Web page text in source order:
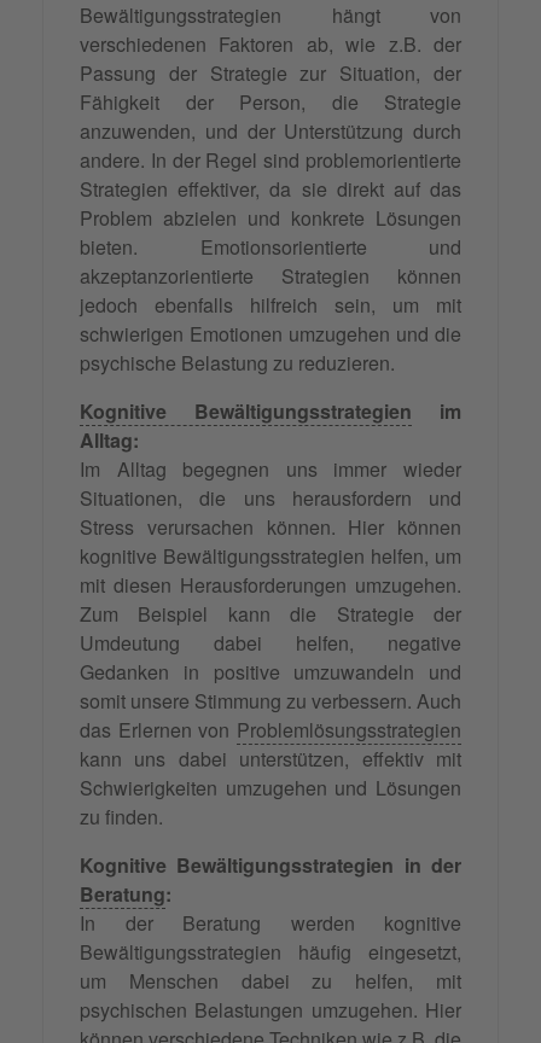
Bewältigungsstrategien hängt von
verschiedenen Faktoren ab, wie z.B. der
Passung der Strategie zur Situation, der
Fähigkeit der Person, die Strategie
anzuwenden, und der Unterstützung durch
andere. In der Regel sind problemorientierte
Strategien effektiver, da sie direkt auf das
Problem abzielen und konkrete Lösungen
bieten. Emotionsorientierte und
akzeptanzorientierte Strategien können
jedoch ebenfalls hilfreich sein, um mit
schwierigen Emotionen umzugehen und die
psychische Belastung zu reduzieren.
Kognitive Bewältigungsstrategien im
Alltag:
Im Alltag begegnen uns immer wieder
Situationen, die uns herausfordern und
Stress verursachen können. Hier können
kognitive Bewältigungsstrategien helfen, um
mit diesen Herausforderungen umzugehen.
Zum Beispiel kann die Strategie der
Umdeutung dabei helfen, negative
Gedanken in positive umzuwandeln und
somit unsere Stimmung zu verbessern. Auch
das Erlernen von Problemlösungsstrategien
kann uns dabei unterstützen, effektiv mit
Schwierigkeiten umzugehen und Lösungen
zu finden.
Kognitive Bewältigungsstrategien in der
Beratung:
In der Beratung werden kognitive
Bewältigungsstrategien häufig eingesetzt,
um Menschen dabei zu helfen, mit
psychischen Belastungen umzugehen. Hier